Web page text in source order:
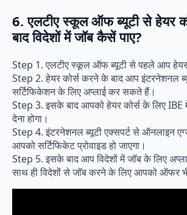
6. एलटीए स्कूल ऑफ ब्यूटी से हेयर
बाद विदेशों में जॉब कैसें पाए?
Step 1. एलटीए स्कूल ऑफ ब्यूटी से पहले आप हेयर
Step 2. हेयर कोर्स करने के बाद आप इंटरनेशनल
सर्टिफिकेशन के लिए अप्लाई कर सकते हैं।
Step 3. इसके बाद आपको हेयर कोर्स के लिए IBE
देना होगा।
Step 4. इंटरनेशनल ब्यूटी एक्सपर्ट से ऑनलाइन
आपको सर्टिफिकेट प्रोवाइड हो जाएगा।
Step 5. इसके बाद आप विदेशों में जॉब के लिए
साथ ही विदेशों से जॉब करने के लिए आपको ऑफर